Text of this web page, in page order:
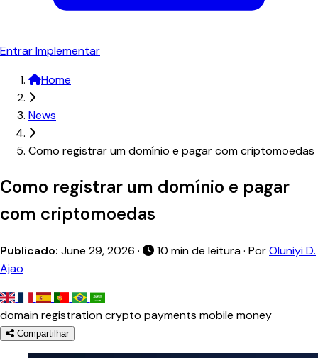
EntrarImplementar
Home
News
Como registrar um domínio e pagar com criptomoedas
Como registrar um domínio e pagar
com criptomoedas
Publicado: June 29, 2026 · 10 min de leitura · PorOluniyi D.
Ajao
domain registrationcrypto payments mobile money
Compartilhar